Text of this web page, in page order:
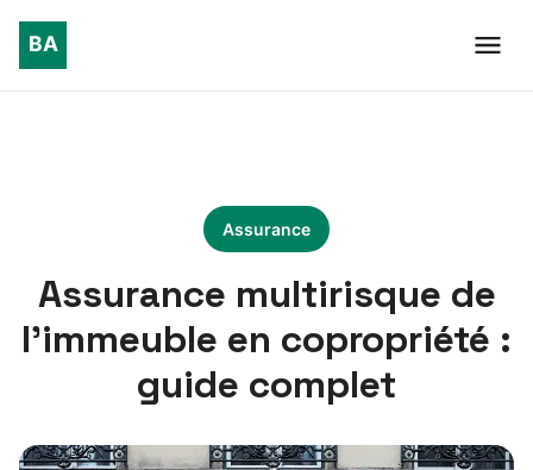
Assurance
Assurance multirisque de
l’immeuble en copropriété :
guide complet